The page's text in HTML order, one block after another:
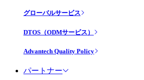
グローバルサービス
DTOS（ODMサービス）
Advantech Quality Policy
パートナー